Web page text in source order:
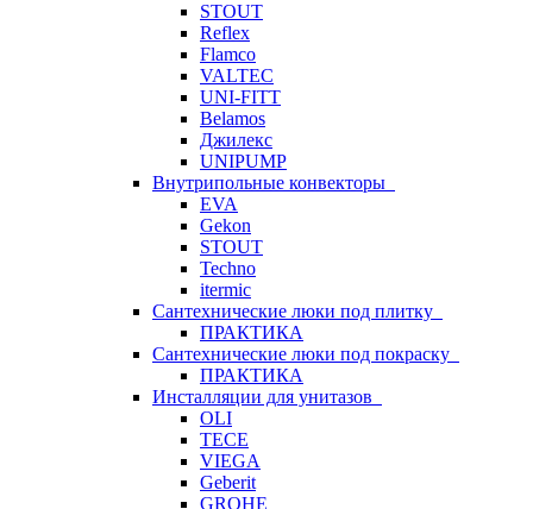
STOUT
Reflex
Flamco
VALTEC
UNI-FITT
Belamos
Джилекс
UNIPUMP
Внутрипольные конвекторы
EVA
Gekon
STOUT
Techno
itermic
Сантехнические люки под плитку
ПРАКТИКА
Сантехнические люки под покраску
ПРАКТИКА
Инсталляции для унитазов
OLI
TECE
VIEGA
Geberit
GROHE